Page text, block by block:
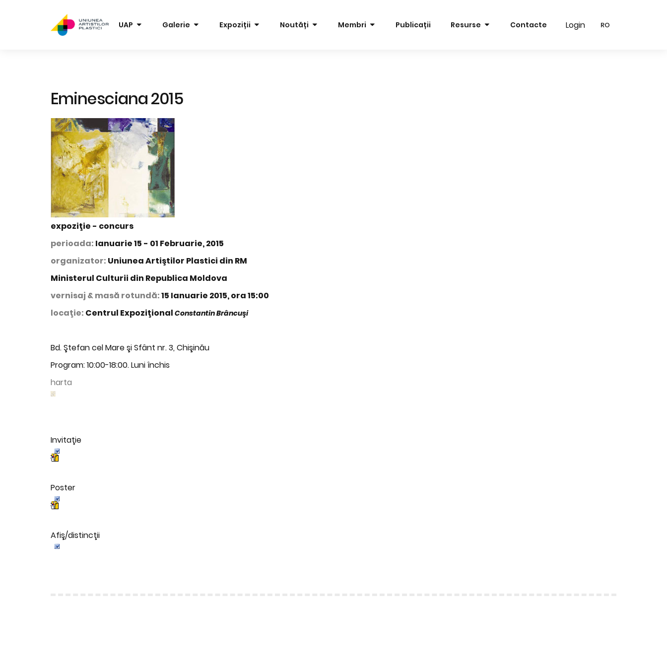
Login
UAP Galerie Expoziții Noutăți Membri Publicații Resurse Contacte Login RO
Eminesciana 2015
expoziţie - concurs
perioada: Ianuarie 15 - 01 Februarie, 2015
organizator: Uniunea Artiştilor Plastici din RM
Ministerul Culturii din Republica Moldova
vernisaj & masă rotundă:15 Ianuarie 2015, ora 15:00
locaţie: Centrul Expoziţional Constantin Brâncuşi
Bd. Ştefan cel Mare şi Sfânt nr. 3, Chişinău
Program: 10:00-18:00. Luni închis
harta
Invitaţie
Poster
Afiş/distincţii